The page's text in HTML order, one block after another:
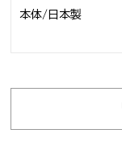
本体/日本製